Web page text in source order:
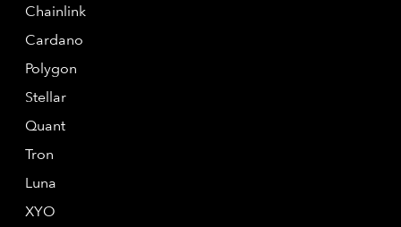
Chainlink
Cardano
Polygon
Stellar
Quant
Tron
Luna
XYO